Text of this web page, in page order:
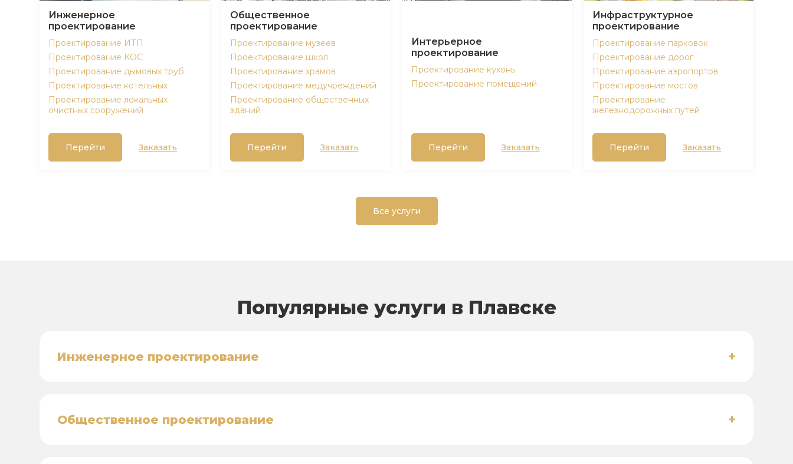
Инженерное
проектирование
Проектирование ИТП
Проектирование КОС
Проектирование дымовых труб
Проектирование котельных
Проектирование локальных
очистных сооружений
Перейти Заказать
Общественное
проектирование
Проектирование музеев
Проектирование школ
Проектирование храмов
Проектирование медучреждений
Проектирование общественных
зданий
Перейти Заказать
Интерьерное
проектирование
Проектирование кухонь
Проектирование помещений
Перейти Заказать
Инфраструктурное
проектирование
Проектирование парковок
Проектирование дорог
Проектирование аэропортов
Проектирование мостов
Проектирование
железнодорожных путей
Перейти Заказать
Все услуги
Популярные услуги в Плавске
Инженерное проектирование +
Общественное проектирование +